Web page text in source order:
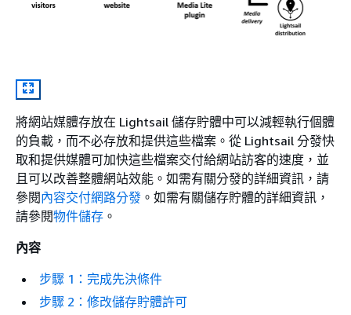
將網站媒體存放在 Lightsail 儲存貯體中可以減輕執行個體
的負載，而不必存放和提供這些檔案。從 Lightsail 分發快
取和提供媒體可加快這些檔案交付給網站訪客的速度，並
且可以改善整體網站效能。如需有關分發的詳細資訊，請
參閱內容交付網路分發 。如需有關儲存貯體的詳細資訊，
請參閱物件儲存 。
內容
步驟 1：完成先決條件
步驟 2：修改儲存貯體許可